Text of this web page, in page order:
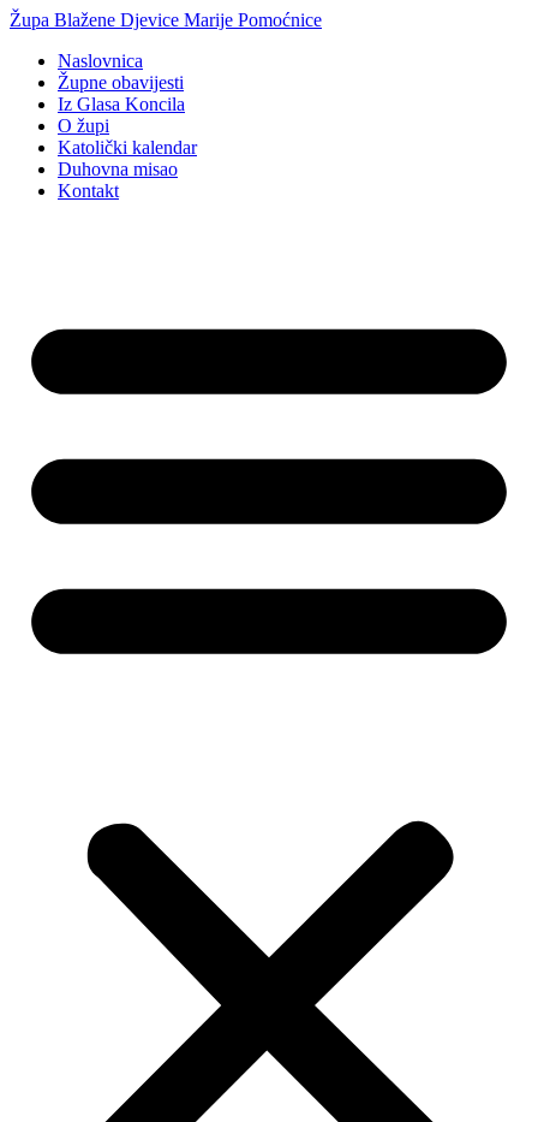
Idi
sadržaj
Župa Blažene Djevice Marije Pomoćnice
Naslovnica
Župne obavijesti
Iz Glasa Koncila
O župi
Katolički kalendar
Duhovna misao
Kontakt